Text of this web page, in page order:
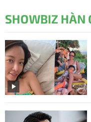
SHOWBIZ HÀN